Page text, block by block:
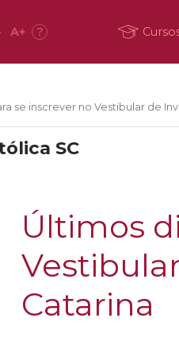
A+ ?
se inscrever no Vestibular de
SC
Últimos
Catarina